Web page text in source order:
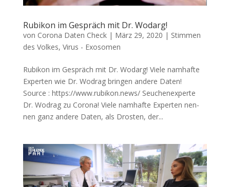
Rubikon im Gespräch mit Dr. Wodarg!
von Corona Daten Check| März 29, 2020 | Stimmen
des Volkes, Virus - Exosomen
Rubikon im Gespräch mit Dr. Wodarg! Vie­le nam­haf­te
Exper­ten wie Dr. Wodrag brin­gen ande­re Daten!
Source : https://www.rubikon.news/ Seu­chen­ex­per­te
Dr. Wodrag zu Corona! Vie­le nam­haf­te Exper­ten nen­
nen ganz ande­re Daten, als Dros­ten, der...